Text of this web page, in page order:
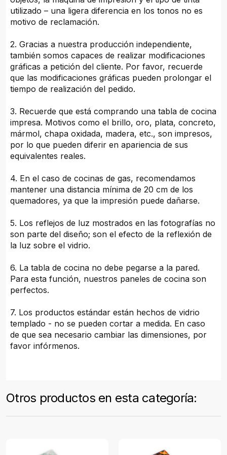
utilizado – una ligera diferencia en los tonos no es
motivo de reclamación.
2. Gracias a nuestra producción independiente,
también somos capaces de realizar modificaciones
gráficas a petición del cliente. Por favor, recuerde
que las modificaciones gráficas pueden prolongar el
tiempo de realización del pedido.
3. Recuerde que está comprando una tabla de cocina
impresa. Motivos como el brillo, oro, plata, concreto,
mármol, chapa oxidada, madera, etc., son impresos,
por lo que pueden diferir en apariencia de sus
equivalentes reales.
4. En el caso de cocinas de gas, recomendamos
mantener una distancia mínima de 20 cm de los
quemadores, ya que la impresión puede dañarse.
5. Los reflejos de luz mostrados en las fotografías no
son parte del diseño; son el efecto de la reflexión de
la luz sobre el vidrio.
6. La tabla de cocina no debe pegarse a la pared.
Para esta función, nuestros paneles de cocina son
perfectos.
7. Los productos estándar están hechos de vidrio
templado - no se pueden cortar a medida. En caso
de que sea necesario cambiar las dimensiones, por
favor infórmenos.
Otros productos en esta categoría: